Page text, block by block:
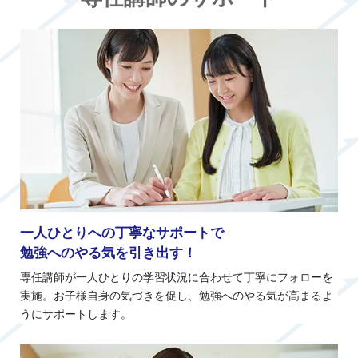
一人ひとりへの丁寧なサポートで
勉強へのやる気を引き出す！
専任講師が一人ひとりの学習状況に合わせて丁寧にフォローを
実施。お子様自身の気づきを促し、勉強へのやる気が高まるよ
うにサポートします。